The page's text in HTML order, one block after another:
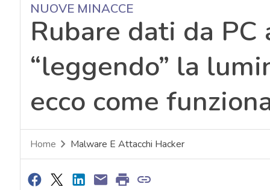
NUOVE MINACCE
Rubare dati da
“leggendo” la
ecco come
Home Malware E Attacchi Hacker